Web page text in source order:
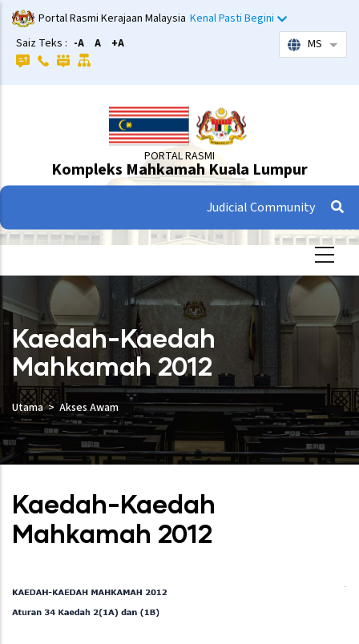
Langkau
ke
kandungan
utama
Portal Rasmi Kerajaan Malaysia Kenal Pasti Begini
Saiz Teks : -A A +A MS
PORTAL RASMI
Kompleks Mahkamah Kuala Lumpur
Judicial Community
Kaedah-Kaedah
Mahkamah 2012
Utama Akses Awam
Kaedah-Kaedah
Mahkamah 2012